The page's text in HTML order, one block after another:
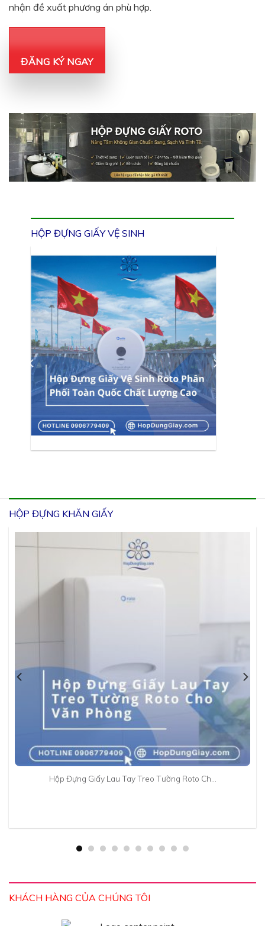
nhận đề xuất phương án phù hợp.
ĐĂNG KÝ NGAY
HỘP ĐỰNG GIẤY VỆ SINH
HỘP ĐỰNG KHĂN GIẤY
Hộp Đựng Giấy Lau Tay Treo Tường Roto Ch…
KHÁCH HÀNG CỦA CHÚNG TÔI